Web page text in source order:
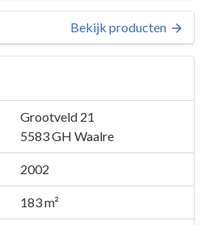
Bekijk producten
Grootveld 21
5583 GH Waalre
2002
183 m²
en rapporten